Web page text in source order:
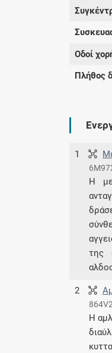
Οδοί
Πλήθος
1
Η
της
2
Η